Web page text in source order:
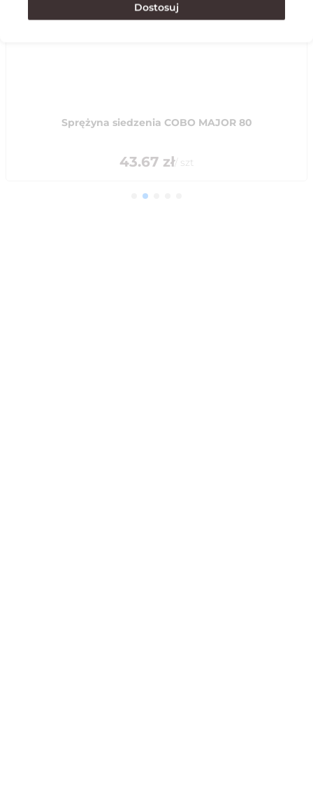
Sprężyna siedzenia COBO MAJOR 80
43.67zł/ szt
Dostosuj